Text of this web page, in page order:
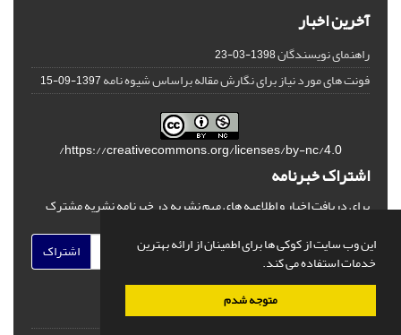
این وب سایت از کوکی ها برای اطمینان از ارائه بهترین
خدمات استفاده می کند.
متوجه شدم
آخرین اخبار
راهنمای نویسندگان1398-03-23
فونت های مورد نیاز برای نگارش مقاله براساس شیوه نامه1397-09-15
https://creativecommons.org/licenses/by-nc/4.0/
اشتراک خبرنامه
برای دریافت اخبار و اطلاعیه های مهم نشریه در خبرنامه نشریه مشترک
اشتراک